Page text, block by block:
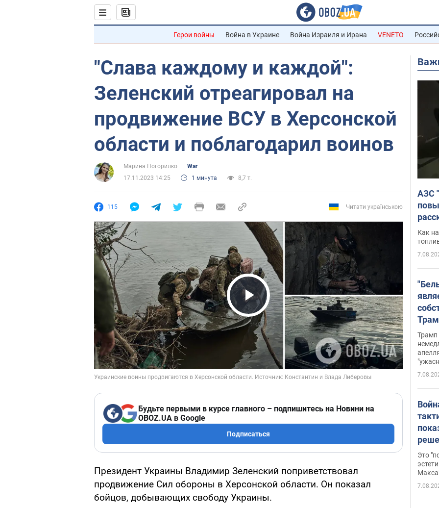
Герои войны Война в Украине Война Израиля и Ирана VENETO
"Слава каждому и каждой":
Зеленский отреагировал на
продвижение ВСУ в Херсонской
области и поблагодарил воинов
Марина Погорилко
War
17.11.2023 14:25
1 минута 8,7 т.
115 Читати українською
Play Video
Будьте первыми в курсе главного – подпишитесь на Новини на
OBOZ.UA в Google
Подписаться
Президент Украины Владимир Зеленский поприветствовал
продвижение Сил обороны в Херсонской области. Он показал
бойцов, добывающих свободу Украины.
АЗС
Как
Трамп
Это